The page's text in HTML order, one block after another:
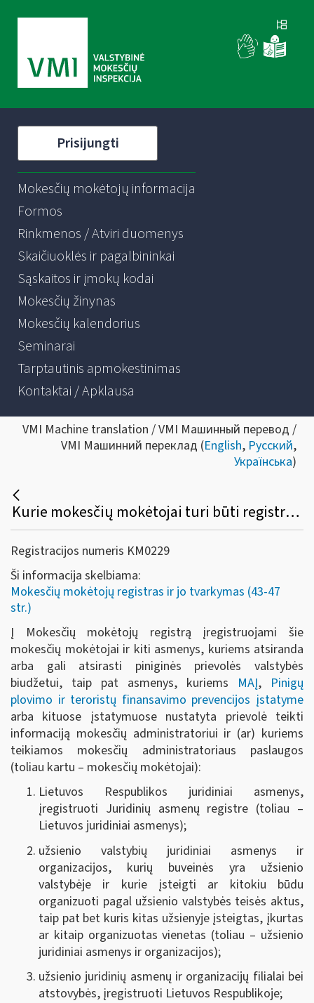
Prisijungti
Mokesčių mokėtojų informacija
Formos
Rinkmenos / Atviri duomenys
Skaičiuoklės ir pagalbininkai
Sąskaitos ir įmokų kodai
Mokesčių žinynas
Mokesčių kalendorius
Seminarai
Tarptautinis apmokestinimas
Kontaktai / Apklausa
VMI Machine translation / VMI Машинный перевод /
VMI Машинний переклад (English, Русский,
Українська)
Kurie mokesčių mokėtojai turi būti registruojami Mokesčių mokėtojų registre?
Registracijos numeris KM0229
Ši informacija skelbiama:
Mokesčių mokėtojų registras ir jo tvarkymas (43-47
str.)
Į Mokesčių mokėtojų registrą įregistruojami šie
mokesčių mokėtojai ir kiti asmenys, kuriems atsiranda
arba gali atsirasti
piniginės prievolės valstybės
biudžetui, taip pat asmenys, kuriems MAĮ, Pinigų
plovimo ir teroristų finansavimo prevencijos įstatyme
arba kituose įstatymuose nustatyta prievolė teikti
informaciją mokesčių administratoriui ir (ar) kuriems
teikiamos mokesčių administratoriaus paslaugos
(toliau kartu – mokesčių mokėtojai):
Lietuvos Respublikos juridiniai asmenys,
įregistruoti Juridinių asmenų registre (toliau –
Lietuvos juridiniai asmenys);
užsienio valstybių juridiniai asmenys ir
organizacijos, kurių buveinės yra užsienio
valstybėje ir kurie įsteigti ar kitokiu būdu
organizuoti pagal užsienio valstybės teisės aktus,
taip pat bet kuris kitas užsienyje įsteigtas, įkurtas
ar kitaip organizuotas vienetas (toliau – užsienio
juridiniai asmenys ir organizacijos);
užsienio juridinių asmenų ir organizacijų filialai bei
atstovybės, įregistruoti Lietuvos Respublikoje;